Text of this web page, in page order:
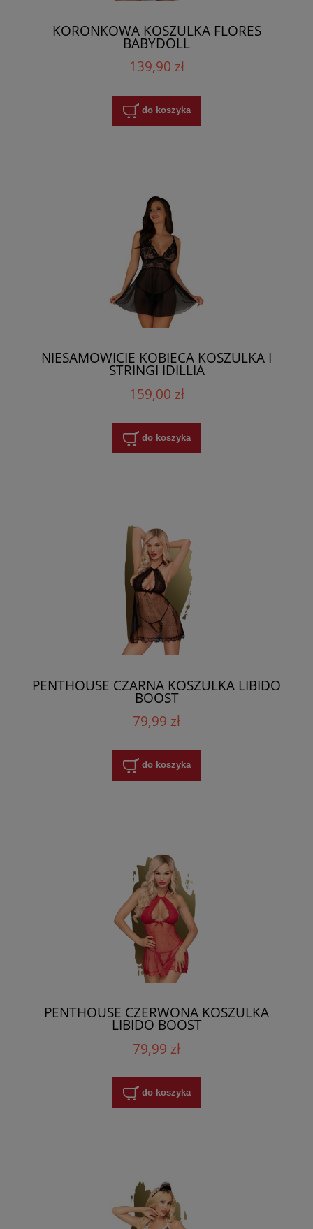
KORONKOWA KOSZULKA FLORES
BABYDOLL
139,90 zł
do koszyka
NIESAMOWICIE KOBIECA KOSZULKA I
STRINGI IDILLIA
159,00 zł
do koszyka
PENTHOUSE CZARNA KOSZULKA LIBIDO
BOOST
79,99 zł
do koszyka
PENTHOUSE CZERWONA KOSZULKA
LIBIDO BOOST
79,99 zł
do koszyka